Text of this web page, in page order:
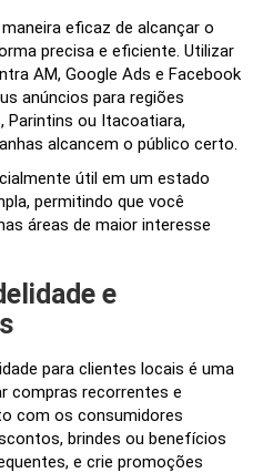
eficaz de alcançar o
precisa e eficiente. Utilizar
AM, Google Ads e Facebook
anúncios para regiões
Parintins ou Itacoatiara,
alcancem o público certo.
útil em um estado
permitindo que você
áreas de maior interesse
e
para clientes locais é uma
compras recorrentes e
com os consumidores
brindes ou benefícios
e crie promoções